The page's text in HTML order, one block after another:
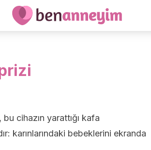
cihazın yarattığı kafa
karınlarındaki bebeklerini ekranda